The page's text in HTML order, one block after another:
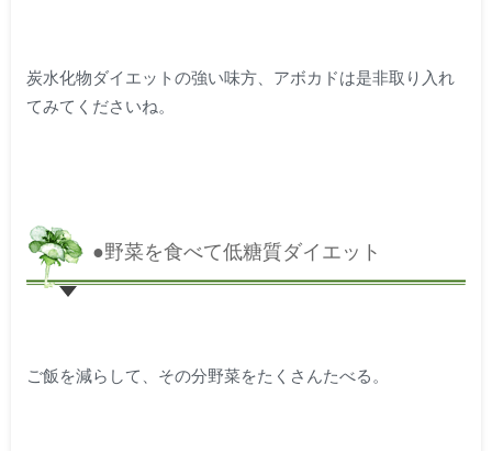
炭水化物ダイエットの強い味方、アボカドは是非取り入れ
てみてくださいね。
●野菜を食べて低糖質ダイエット
ご飯を減らして、その分野菜をたくさんたべる。